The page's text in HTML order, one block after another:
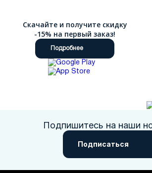
Скачайте и получите скидку
-15% на первый заказ!
Подробнее
Подпишитесь на наши
Подписаться